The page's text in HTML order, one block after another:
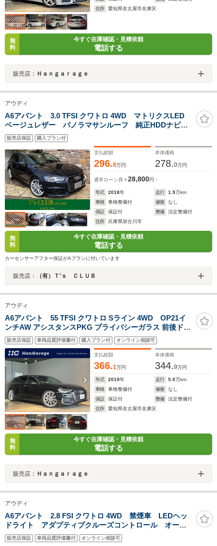
住所
愛知県名古屋市名東区
無
料
今すぐ在庫確認・見積依頼
電話する
販売店： Ｈａｎｇａｒａｇｅ
アウディ
A6アバント 3.0 TFSI クワトロ 4WD マトリクスLED
ベージュレザー パノラマサンルーフ 純正HDDナビ地
デジTV 純正20インチアルミ クリアランスソナー 4ゾ
ーンエアコン BOSEサウンドシステム マルチファンク
ションステアリング
販売店保証 購入プラン付
支払総額
296.8万円
本体価格
278.0万円
通常ローン 月々28,800円
年式 2018年 走行 1.9万km
車検
車検整備付 修復
なし
保証
保証付 整備
法定整備付
住所
兵庫県加古川市
無
料
今すぐ在庫確認・見積依頼
電話する
カーセンサーアフター保証がAプランに付いています
販売店： （有）Ｔ’ｓ ＣＬＵＢ
アウディ
A6アバント 55 TFSI クワトロ Sライン 4WD OP21イ
ンチAW アシスタンスPKG プライバシーガラス 前後ドラ
レコ フロントクロストラフィックアシスト サラウンドビ
ューカメラ カーブストーンアシスト リヤサイドエアバッ
グ アダプティブウインドウワイパー 禁煙車
販売店保証 車両品質評価書付 購入プラン付 オンライン相談可
支払総額
366.1万円
本体価格
344.9万円
年式 2019年 走行 5.0万km
車検
車検整備付 修復
なし
保証
保証付 整備
法定整備付
住所
愛知県名古屋市名東区
無
料
今すぐ在庫確認・見積依頼
電話する
販売店： Ｈａｎｇａｒａｇｅ
アウディ
A6アバント 2.8 FSI クワトロ 4WD 禁煙車 LEDヘッ
ドライト アダプティブクルーズコントロール オート
マチックテールゲート レザーシート シートヒータ
ー BOSEサラウンドシステム 8インチモニター MMI
販売店保証 車両品質評価書付 オンライン相談可